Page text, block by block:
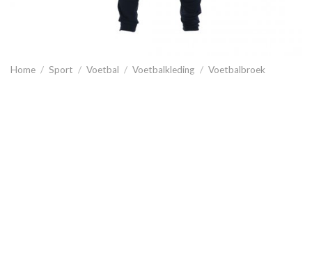
Home / Sport / Voetbal / Voetbalkleding / Voetbalbroek